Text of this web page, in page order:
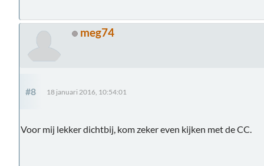
meg74
#8 18 januari 2016, 10:54:01
Voor mij lekker dichtbij, kom zeker even kijken met de CC.